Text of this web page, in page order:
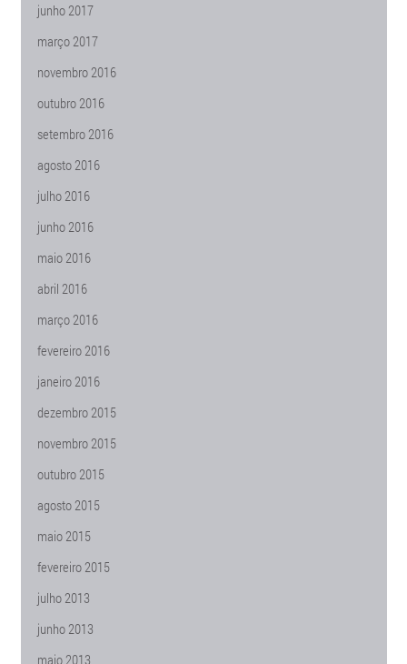
junho 2017
março 2017
novembro 2016
outubro 2016
setembro 2016
agosto 2016
julho 2016
junho 2016
maio 2016
abril 2016
março 2016
fevereiro 2016
janeiro 2016
dezembro 2015
novembro 2015
outubro 2015
agosto 2015
maio 2015
fevereiro 2015
julho 2013
junho 2013
maio 2013